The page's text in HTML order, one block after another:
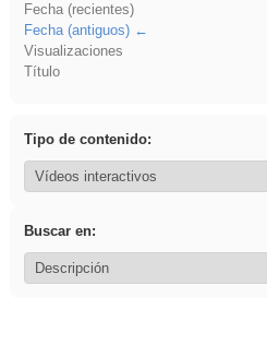
Fecha (recientes)
Fecha (antiguos)
Visualizaciones
Título
Tipo de contenido:
Buscar en: